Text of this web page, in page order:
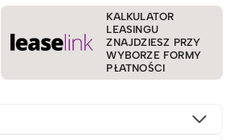
KALKULATOR
LEASINGU
ZNAJDZIESZ PRZY
WYBORZE FORMY
PŁATNOŚCI